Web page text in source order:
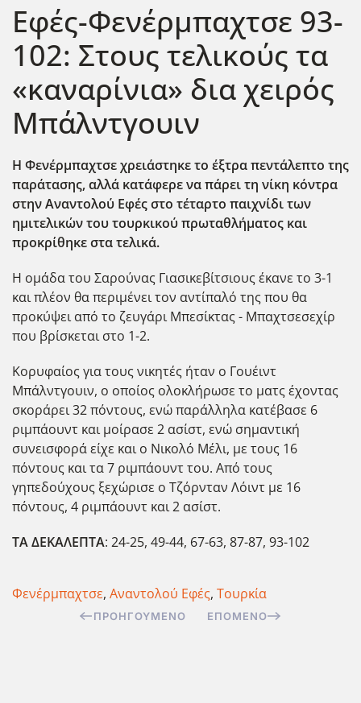
Εφές-Φενέρμπαχτσε 93-
102: Στους τελικούς τα
«καναρίνια» δια χειρός
Μπάλντγουιν
Η Φενέρμπαχτσε χρειάστηκε το έξτρα πεντάλεπτο της
παράτασης, αλλά κατάφερε να πάρει τη νίκη κόντρα
στην Αναντολού Εφές στο τέταρτο παιχνίδι των
ημιτελικών του τουρκικού πρωταθλήματος και
προκρίθηκε στα τελικά.
Η ομάδα του Σαρούνας Γιασικεβίτσιους έκανε το 3-1
και πλέον θα περιμένει τον αντίπαλό της που θα
προκύψει από το ζευγάρι Μπεσίκτας - Μπαχτσεσεχίρ
που βρίσκεται στο 1-2.
Κορυφαίος για τους νικητές ήταν ο Γουέιντ
Μπάλντγουιν, ο οποίος ολοκλήρωσε το ματς έχοντας
σκοράρει 32 πόντους, ενώ παράλληλα κατέβασε 6
ριμπάουντ και μοίρασε 2 ασίστ, ενώ σημαντική
συνεισφορά είχε και ο Νικολό Μέλι, με τους 16
πόντους και τα 7 ριμπάουντ του. Από τους
γηπεδούχους ξεχώρισε ο Τζ΄ορνταν Λόιντ με 16
πόντους, 4 ριμπάουντ και 2 ασίστ.
ΤΑ ΔΕΚΑΛΕΠΤΑ: 24-25, 49-44, 67-63, 87-87, 93-102
Φενέρμπαχτσε, Αναντολού Εφές, Τουρκία
ΠΡΟΗΓΟΎΜΕΝΟ ΕΠΌΜΕΝΟ